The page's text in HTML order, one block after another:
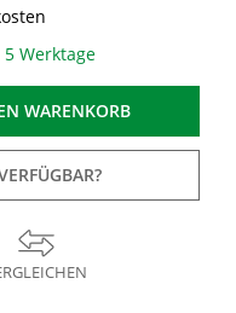
Werktage
WARENKORB